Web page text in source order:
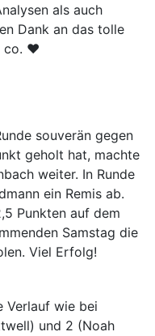
als auch
Dank an das tolle
co. ❤️
souverän gegen
geholt hat, machte
weiter. In Runde
ein Remis ab.
Punkten auf dem
Samstag die
Viel Erfolg!
Verlauf wie bei
und 2 (Noah